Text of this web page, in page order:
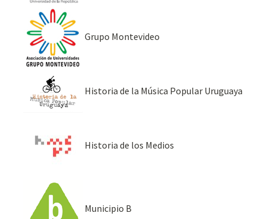
Grupo Montevideo
Historia de la Música Popular Uruguaya
Historia de los Medios
Municipio B